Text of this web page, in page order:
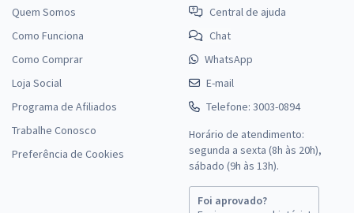
Quem Somos
Como Funciona
Como Comprar
Loja Social
Programa de Afiliados
Trabalhe Conosco
Preferência de Cookies
Central de ajuda
Chat
WhatsApp
E-mail
Telefone: 3003-0894
Horário de atendimento:
segunda a sexta (8h às 20h),
sábado (9h às 13h).
Foi aprovado?